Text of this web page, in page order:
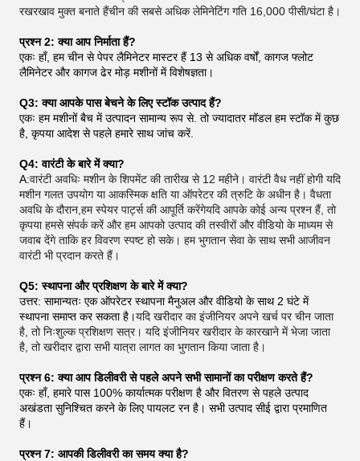
रखरखाव मुक्त बनाते हैंचीन की सबसे अधिक लेमिनेटिंग गति 16,000 पीसी/घंटा है।
प्रश्न 2: क्या आप निर्माता हैं?
एकः हाँ, हम चीन से पेपर लैमिनेटर मास्टर हैं 13 से अधिक वर्षों, कागज फ्लोट
लैमिनेटर और कागज ढेर मोड़ मशीनों में विशेषज्ञता।
Q3: क्या आपके पास बेचने के लिए स्टॉक उत्पाद हैं?
एकः हम मशीनों बैच में उत्पादन सामान्य रूप से. तो ज्यादातर मॉडल हम स्टॉक में कुछ
है, कृपया आदेश से पहले हमारे साथ जांच करें.
Q4: वारंटी के बारे में क्या?
A:वारंटी अवधिः मशीन के शिपमेंट की तारीख से 12 महीने। वारंटी वैध नहीं होगी यदि
मशीन गलत उपयोग या आकस्मिक क्षति या ऑपरेटर की त्रुटि के अधीन है। वैधता
अवधि के दौरान,हम स्पेयर पार्ट्स की आपूर्ति करेंगेयदि आपके कोई अन्य प्रश्न हैं, तो
कृपया हमसे संपर्क करें और हम आपको उत्पाद की तस्वीरों और वीडियो के माध्यम से
जवाब देंगे ताकि हर विवरण स्पष्ट हो सके। हम भुगतान सेवा के साथ सभी आजीवन
वारंटी भी प्रदान करते हैं।
Q5: स्थापना और प्रशिक्षण के बारे में क्या?
उत्तर: सामान्यतः एक ऑपरेटर स्थापना मैनुअल और वीडियो के साथ 2 घंटे में
स्थापना समाप्त कर सकता है।यदि खरीदार का इंजीनियर अपने खर्च पर चीन जाता
है, तो निःशुल्क प्रशिक्षण सत्र। यदि इंजीनियर खरीदार के कारखाने में भेजा जाता
है, तो खरीदार द्वारा सभी यात्रा लागत का भुगतान किया जाता है।
प्रश्न 6: क्या आप डिलीवरी से पहले अपने सभी सामानों का परीक्षण करते हैं?
एकः हाँ, हमारे पास 100% कार्यात्मक परीक्षण है और वितरण से पहले उत्पाद
अखंडता सुनिश्चित करने के लिए पायलट रन है। सभी उत्पाद सीई द्वारा प्रमाणित
हैं।
प्रश्न 7: आपकी डिलीवरी का समय क्या है?